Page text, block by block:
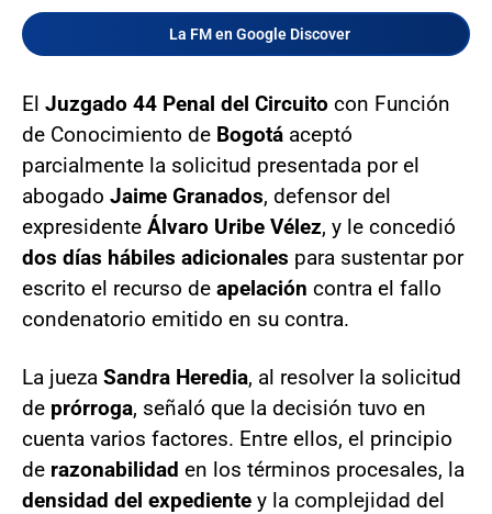
La FM en Google Discover
El Juzgado 44 Penal del Circuito con Función
de Conocimiento de Bogotá aceptó
parcialmente la solicitud presentada por el
abogado Jaime Granados, defensor del
expresidente Álvaro Uribe Vélez, y le concedió
dos días hábiles adicionales para sustentar por
escrito el recurso de apelación contra el fallo
condenatorio emitido en su contra.
La jueza Sandra Heredia, al resolver la solicitud
de prórroga, señaló que la decisión tuvo en
cuenta varios factores. Entre ellos, el principio
de razonabilidad en los términos procesales, la
densidad del expediente y la complejidad del